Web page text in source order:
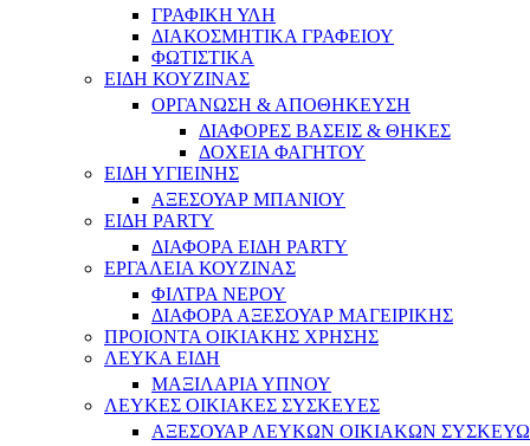
ΓΡΑΦΙΚΗ ΥΛΗ
ΔΙΑΚΟΣΜΗΤΙΚΑ ΓΡΑΦΕΙΟΥ
ΦΩΤΙΣΤΙΚΑ
ΕΙΔΗ ΚΟΥΖΙΝΑΣ
ΟΡΓΑΝΩΣΗ & ΑΠΟΘΗΚΕΥΣΗ
ΔΙΑΦΟΡΕΣ ΒΑΣΕΙΣ & ΘΗΚΕΣ
ΔΟΧΕΙΑ ΦΑΓΗΤΟΥ
ΕΙΔΗ ΥΓΙΕΙΝΗΣ
ΑΞΕΣΟΥΑΡ ΜΠΑΝΙΟΥ
ΕΙΔΗ PARTY
ΔΙΑΦΟΡΑ ΕΙΔΗ PARTY
ΕΡΓΑΛΕΙΑ ΚΟΥΖΙΝΑΣ
ΦΙΛΤΡΑ ΝΕΡΟΥ
ΔΙΑΦΟΡΑ ΑΞΕΣΟΥΑΡ ΜΑΓΕΙΡΙΚΗΣ
ΠΡΟΙΟΝΤΑ ΟΙΚΙΑΚΗΣ ΧΡΗΣΗΣ
ΛΕΥΚΑ ΕΙΔΗ
ΜΑΞΙΛΑΡΙΑ ΥΠΝΟΥ
ΛΕΥΚΕΣ ΟΙΚΙΑΚΕΣ ΣΥΣΚΕΥΕΣ
ΑΞΕΣΟΥΑΡ ΛΕΥΚΩΝ ΟΙΚΙΑΚΩΝ